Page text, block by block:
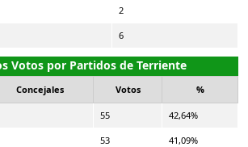
2
6
Votos por Partidos de Terriente
Concejales Votos %
55 42,64%
53 41,09%